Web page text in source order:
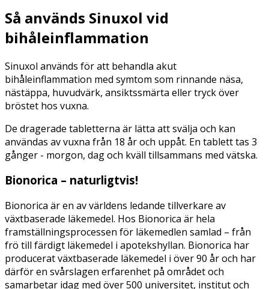
Så används Sinuxol vid
bihåleinflammation
Sinuxol används för att behandla akut
bihåleinflammation med symtom som rinnande näsa,
nästäppa, huvudvärk, ansiktssmärta eller tryck över
bröstet hos vuxna.
De dragerade tabletterna är lätta att svälja och kan
användas av vuxna från 18 år och uppåt. En tablett tas 3
gånger - morgon, dag och kväll tillsammans med vätska.
Bionorica – naturligtvis!
Bionorica är en av världens ledande tillverkare av
växtbaserade läkemedel. Hos Bionorica är hela
framställningsprocessen för läkemedlen samlad – från
frö till färdigt läkemedel i apotekshyllan. Bionorica har
producerat växtbaserade läkemedel i över 90 år och har
därför en svårslagen erfarenhet på området och
samarbetar idag med över 500 universitet, institut och